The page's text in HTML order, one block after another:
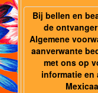
Bij bellen en
de
Algemene
aanverwante
met ons op
informatie en